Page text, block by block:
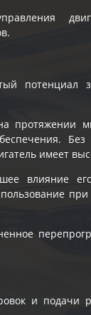
потенциал
протяжении
имеет
влияние
и подачи